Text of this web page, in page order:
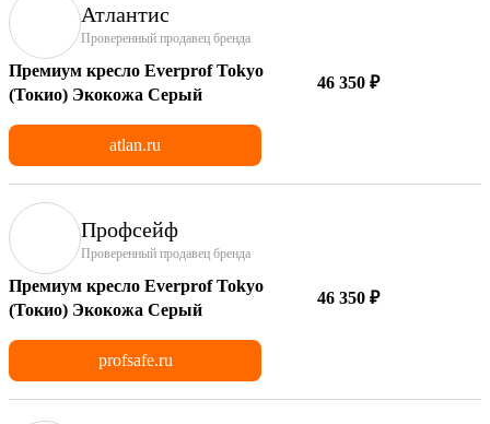
Атлантис
Проверенный продавец бренда
Премиум кресло Everprof Tokyo
(Токио) Экокожа Серый
46 350 ₽
atlan.ru
Профсейф
Проверенный продавец бренда
Премиум кресло Everprof Tokyo
(Токио) Экокожа Серый
46 350 ₽
profsafe.ru